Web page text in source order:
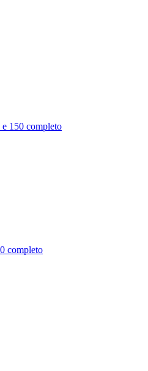
150 completo
completo